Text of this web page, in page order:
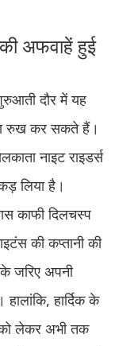
अफवाहें हुई
दौर में यह
का रुख कर सकते हैं।
नाइट राइडर्स
लिया है।
काफी दिलचस्प
की कप्तानी की
जरिए अपनी
हार्दिक के
लेकर अभी तक